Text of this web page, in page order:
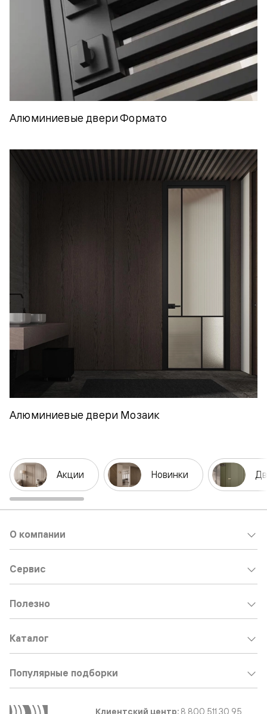
Алюминиевые двери Формато
Алюминиевые двери Мозаик
Акции Новинки
О компании
Сервис
Полезно
Каталог
Популярные подборки
Клиентский центр: 8 800 511 30 95